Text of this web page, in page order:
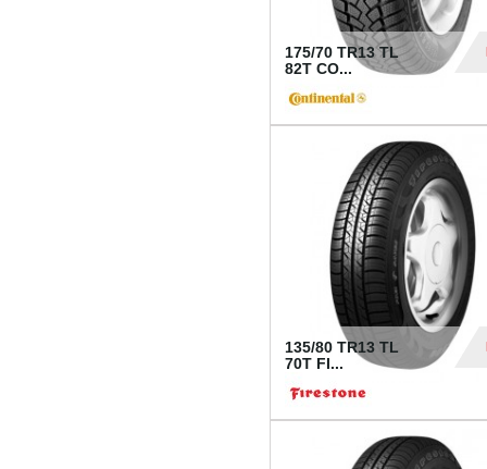
175/70 TR13 TL
82T CO...
135/80 TR13 TL
70T FI...